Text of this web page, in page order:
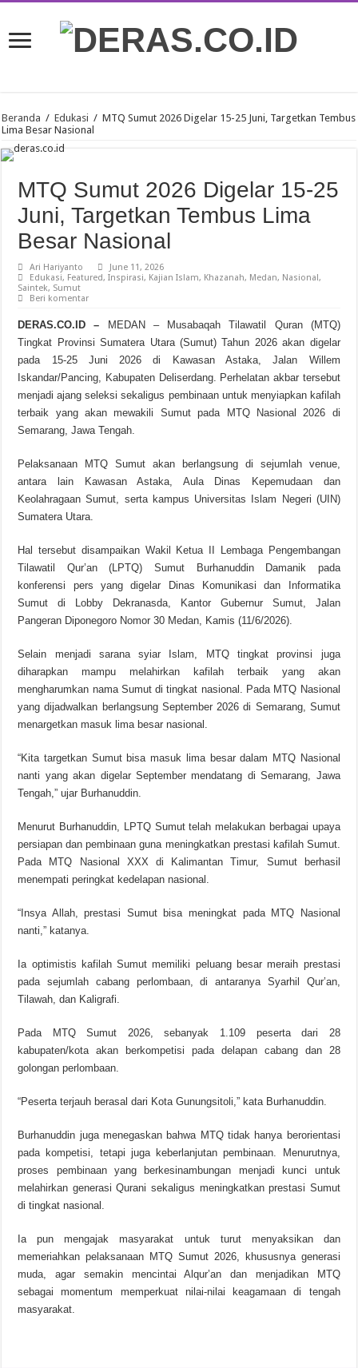
Beranda / Edukasi / MTQ Sumut 2026 Digelar 15-25 Juni, Targetkan Tembus
Lima Besar Nasional
MTQ Sumut 2026 Digelar 15-25
Juni, Targetkan Tembus Lima
Besar Nasional
Ari Hariyanto
June 11, 2026
Edukasi, Featured,Inspirasi, Kajian Islam, Khazanah, Medan, Nasional,
Saintek, Sumut
Beri komentar
DERAS.CO.ID – MEDAN – Musabaqah Tilawatil Quran (MTQ)
Tingkat Provinsi Sumatera Utara (Sumut) Tahun 2026 akan digelar
pada 15-25 Juni 2026 di Kawasan Astaka, Jalan Willem
Iskandar/Pancing, Kabupaten Deliserdang. Perhelatan akbar tersebut
menjadi ajang seleksi sekaligus pembinaan untuk menyiapkan kafilah
terbaik yang akan mewakili Sumut pada MTQ Nasional 2026 di
Semarang, Jawa Tengah.
Pelaksanaan MTQ Sumut akan berlangsung di sejumlah venue,
antara lain Kawasan Astaka, Aula Dinas Kepemudaan dan
Keolahragaan Sumut, serta kampus Universitas Islam Negeri (UIN)
Sumatera Utara.
Hal tersebut disampaikan Wakil Ketua II Lembaga Pengembangan
Tilawatil Qur’an (LPTQ) Sumut Burhanuddin Damanik pada
konferensi pers yang digelar Dinas Komunikasi dan Informatika
Sumut di Lobby Dekranasda, Kantor Gubernur Sumut, Jalan
Pangeran Diponegoro Nomor 30 Medan, Kamis (11/6/2026).
Selain menjadi sarana syiar Islam, MTQ tingkat provinsi juga
diharapkan mampu melahirkan kafilah terbaik yang akan
mengharumkan nama Sumut di tingkat nasional. Pada MTQ Nasional
yang dijadwalkan berlangsung September 2026 di Semarang, Sumut
menargetkan masuk lima besar nasional.
“Kita targetkan Sumut bisa masuk lima besar dalam MTQ Nasional
nanti yang akan digelar September mendatang di Semarang, Jawa
Tengah,” ujar Burhanuddin.
Menurut Burhanuddin, LPTQ Sumut telah melakukan berbagai upaya
persiapan dan pembinaan guna meningkatkan prestasi kafilah Sumut.
Pada MTQ Nasional XXX di Kalimantan Timur, Sumut berhasil
menempati peringkat kedelapan nasional.
“Insya Allah, prestasi Sumut bisa meningkat pada MTQ Nasional
nanti,” katanya.
Ia optimistis kafilah Sumut memiliki peluang besar meraih prestasi
pada sejumlah cabang perlombaan, di antaranya Syarhil Qur’an,
Tilawah, dan Kaligrafi.
Pada MTQ Sumut 2026, sebanyak 1.109 peserta dari 28
kabupaten/kota akan berkompetisi pada delapan cabang dan 28
golongan perlombaan.
“Peserta terjauh berasal dari Kota Gunungsitoli,” kata Burhanuddin.
Burhanuddin juga menegaskan bahwa MTQ tidak hanya berorientasi
pada kompetisi, tetapi juga keberlanjutan pembinaan. Menurutnya,
proses pembinaan yang berkesinambungan menjadi kunci untuk
melahirkan generasi Qurani sekaligus meningkatkan prestasi Sumut
di tingkat nasional.
Ia pun mengajak masyarakat untuk turut menyaksikan dan
memeriahkan pelaksanaan MTQ Sumut 2026, khususnya generasi
muda, agar semakin mencintai Alqur’an dan menjadikan MTQ
sebagai momentum memperkuat nilai-nilai keagamaan di tengah
masyarakat.